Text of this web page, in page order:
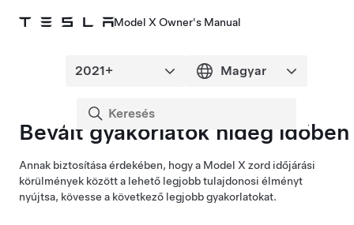
Model X Owner's Manual
Bevált gyakorlatok hideg időben
Annak biztosítása érdekében, hogy a Model X zord időjárási
körülmények között a lehető legjobb tulajdonosi élményt
nyújtsa, kövesse a következő legjobb gyakorlatokat.